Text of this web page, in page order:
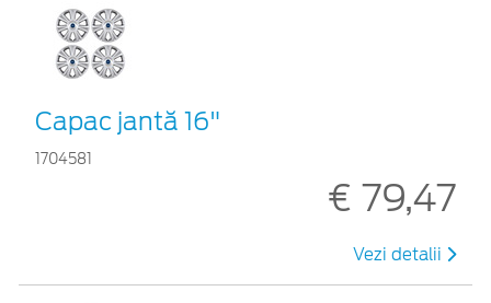
Capac jantă 16"
1704581
€ 79,47
Vezi detalii